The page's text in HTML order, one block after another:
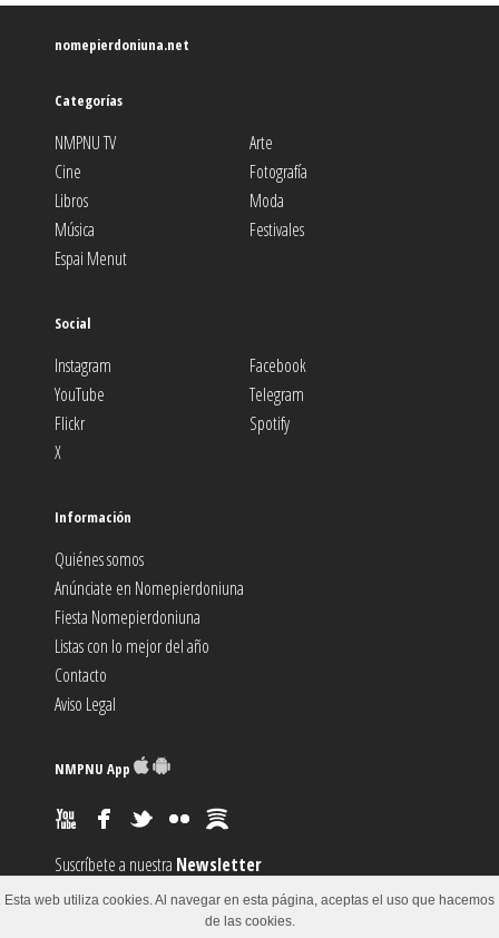
nomepierdoniuna.net
Categorías
NMPNU TV
Arte
Cine
Fotografía
Libros
Moda
Música
Festivales
Espai Menut
Social
Instagram
Facebook
YouTube
Telegram
Flickr
Spotify
X
Información
Quiénes somos
Anúnciate en Nomepierdoniuna
Fiesta Nomepierdoniuna
Listas con lo mejor del año
Contacto
Aviso Legal
NMPNU App
Suscríbete a nuestra Newsletter
Suscríbete al canalRSS
Esta web utiliza cookies. Al navegar en esta página, aceptas el uso que hacemos
de las cookies.